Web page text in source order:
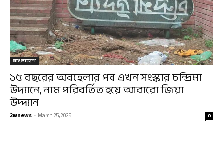
বাংলাদেশ
১৫ বছরের অবহেলার পর এখন সংস্কার চন্দ্রিমা
উদ্যানে, নাম পরিবর্তিত হয়ে আবারো জিয়া
উদ্দ্যান
2wnews - March 25, 2025 0